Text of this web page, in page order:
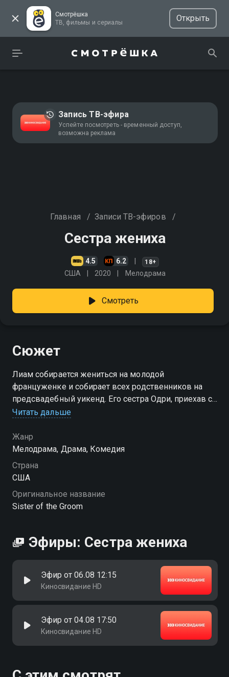
Смотрёшка
ТВ, фильмы и сериалы
Открыть
Запись ТВ-эфира
Успейте посмотреть - временный доступ,
возможна реклама
Главная / Записи ТВ-эфиров /
Сестра жениха
4.5 6.2 18+
США 2020 Мелодрама
Смотреть
Сюжет
Лиам собирается жениться на молодой
француженке и собирает всех родственников на
предсвадебный уикенд. Его сестра Одри, приехав с
мужем Итаном в Хэмптон, сразу же не принимает
Читать дальше
Жанр
Мелодрама, Драма, Комедия
Страна
США
Оригинальное название
Sister of the Groom
Эфиры: Сестра жениха
Эфир от 06.08 12:15
Киносвидание HD
Эфир от 04.08 17:50
Киносвидание HD